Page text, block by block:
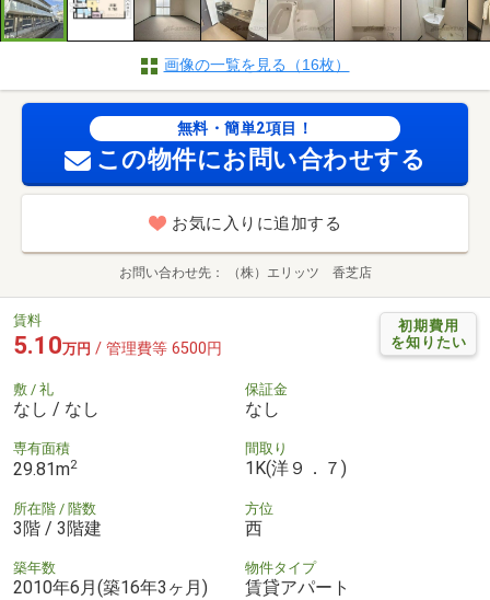
画像の一覧を見る（16枚）
無料・簡単2項目！
この物件にお問い合わせする
お気に入りに追加する
お問い合わせ先 （株）エリッツ 香芝店
初期費用
を知りたい
賃料
5.10万円 / 管理費等 6500円
敷 / 礼
なし / なし
保証金
なし
専有面積
29.81m2
間取り
1K(洋９．７)
所在階 / 階数
3階 / 3階建
方位
西
築年数
2010年6月(築16年3ヶ月)
物件タイプ
賃貸アパート